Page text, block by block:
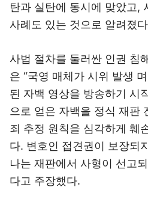
탄과 실탄에 동시에 맞았고,
사례도 있는 것으로 알려졌
사법 절차를 둘러싼 인권 침
은 “국영 매체가 시위 발생
된 자백 영상을 방송하기 시
으로 얻은 자백을 정식 재판
죄 추정 원칙을 심각하게 훼
다. 변호인 접견권이 보장되
나는 재판에서 사형이 선고
다고 주장했다.